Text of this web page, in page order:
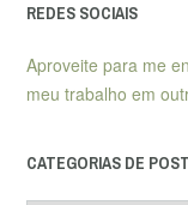
REDES SOCIAIS
Aproveite para me
meu trabalho em
CATEGORIAS DE